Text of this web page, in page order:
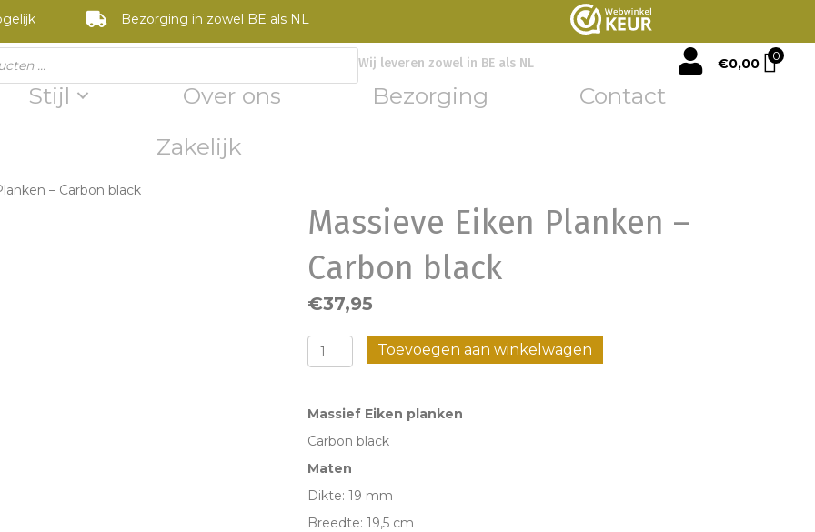
Bezorging in zowel BE als NL
Wij leveren zowel in BE als NL mijn account
€0,00 0
Stijl Over ons Bezorging
Contact
Zakelijk
– Carbon black
Massieve Eiken Planken –
Carbon black
€37,95
Massieve
Eiken
Carbon
black
aantal
Toevoegen aan winkelwagen
Massief Eiken planken
Carbon black
Maten
Dikte: 19 mm
Breedte: 19,5 cm